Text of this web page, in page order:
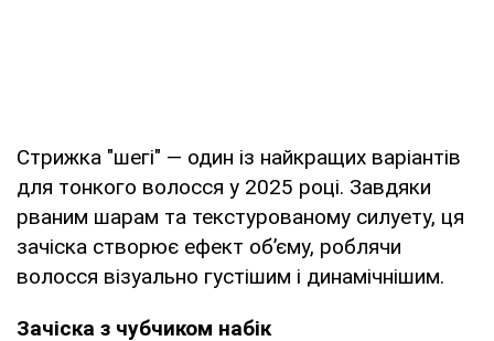
Стрижка "шегі" — один із найкращих варіантів
для тонкого волосся у 2025 році. Завдяки
рваним шарам та текстурованому силуету, ця
зачіска створює ефект обʼєму, роблячи
волосся візуально густішим і динамічнішим.
Зачіска з чубчиком набік